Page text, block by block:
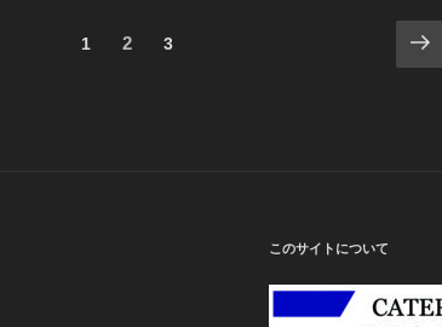
固
1
固
2
固
3
次
の
このサイトについて